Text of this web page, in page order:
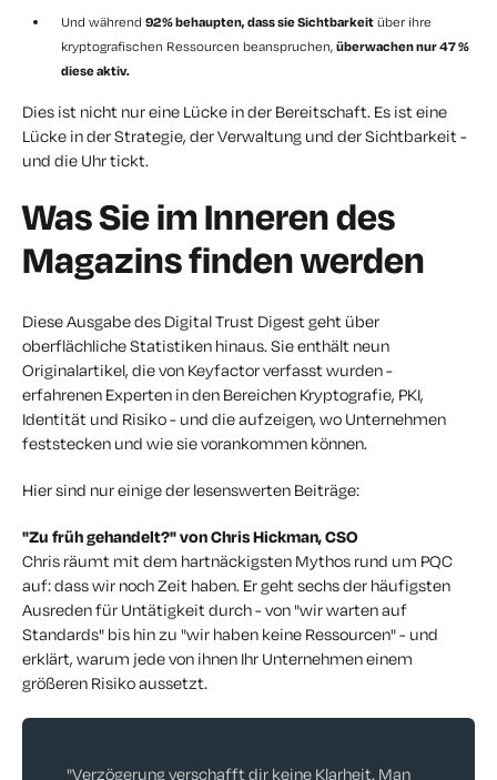
Und während 92% behaupten, dass sie Sichtbarkeit über ihre
kryptografischen Ressourcen beanspruchen, überwachen nur 47 %
diese aktiv.
Dies ist nicht nur eine Lücke in der Bereitschaft. Es ist eine
Lücke in der Strategie, der Verwaltung und der Sichtbarkeit -
und die Uhr tickt.
Was Sie im Inneren des
Magazins finden werden
Diese Ausgabe des Digital Trust Digest geht über
oberflächliche Statistiken hinaus. Sie enthält neun
Originalartikel, die von Keyfactor verfasst wurden -
erfahrenen Experten in den Bereichen Kryptografie, PKI,
Identität und Risiko - und die aufzeigen, wo Unternehmen
feststecken und wie sie vorankommen können.
Hier sind nur einige der lesenswerten Beiträge:
"Zu früh gehandelt?" von Chris Hickman, CSO
Chris räumt mit dem hartnäckigsten Mythos rund um PQC
auf: dass wir noch Zeit haben. Er geht sechs der häufigsten
Ausreden für Untätigkeit durch - von "wir warten auf
Standards" bis hin zu "wir haben keine Ressourcen" - und
erklärt, warum jede von ihnen Ihr Unternehmen einem
größeren Risiko aussetzt.
"Verzögerung verschafft dir keine Klarheit. Man